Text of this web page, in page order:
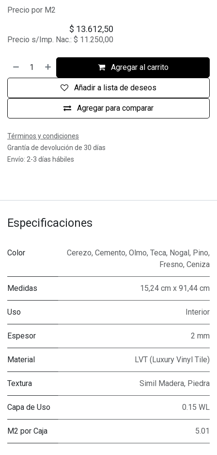
Precio por M2
$ 13.612,50
Precio s/Imp. Nac.: $ 11.250,00
Agregar al carrito
Agregar para comparar
Añadir a lista de deseos
Términos y condiciones
Grantía de devolución de 30 días
Envío: 2-3 días hábiles
Especificaciones
Color Cerezo, Cemento, Olmo, Teca, Nogal, Pino,
Fresno, Ceniza
Medidas 15,24 cm x 91,44 cm
Uso Interior
Espesor 2 mm
Material LVT (Luxury Vinyl Tile)
Textura Simil Madera, Piedra
Capa de Uso 0.15 WL
M2 por Caja 5.01